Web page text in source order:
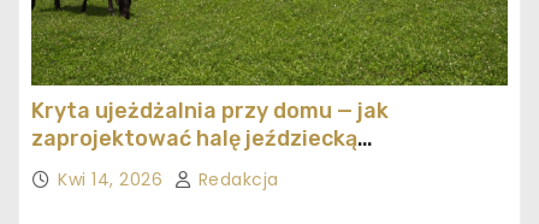
Kryta ujeżdżalnia przy domu — jak
zaprojektować halę jeździecką
ekonomicznie
Kwi 14, 2026 Redakcja